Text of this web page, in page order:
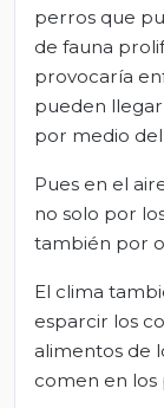
perros que
de fauna
provocaría
pueden
por medio del
Pues en el
no solo por
también por
El clima
esparcir los
alimentos de
comen en los